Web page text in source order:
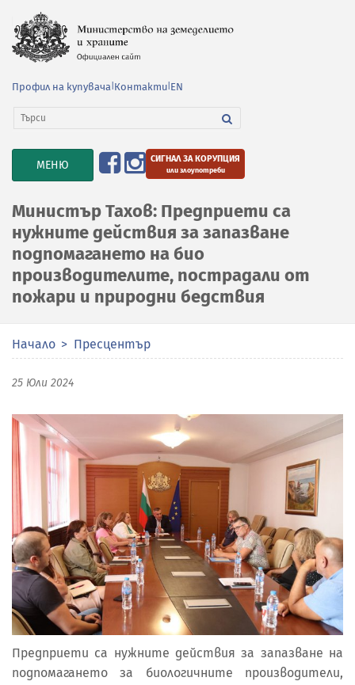
Профил на купувача Контакти EN
TOGGLE
NAVIGATION
МЕНЮ СИГНАЛ ЗА КОРУПЦИЯ
или злоупотреби
Министър Тахов: Предприети са
нужните действия за запазване
подпомагането на био
производителите, пострадали от
пожари и природни бедствия
Начало Пресцентър
25 Юли 2024
Предприети са нужните действия за запазване на
подпомагането за биологичните производители,